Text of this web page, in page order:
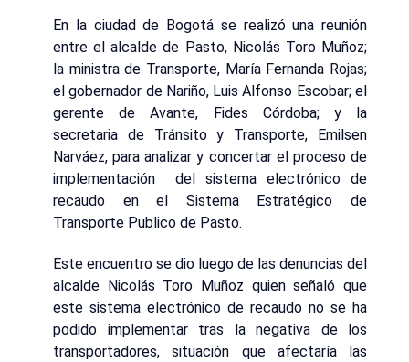
En la ciudad de Bogotá se realizó una reunión
entre el alcalde de Pasto, Nicolás Toro Muñoz;
la ministra de Transporte, María Fernanda Rojas;
el gobernador de Nariño, Luis Alfonso Escobar; el
gerente de Avante, Fides Córdoba; y la
secretaria de Tránsito y Transporte, Emilsen
Narváez, para analizar y concertar el proceso de
implementación del sistema electrónico de
recaudo en el Sistema Estratégico de
Transporte Publico de Pasto.
Este encuentro se dio luego de las denuncias del
alcalde Nicolás Toro Muñoz quien señaló que
este sistema electrónico de recaudo no se ha
podido implementar tras la negativa de los
transportadores, situación que afectaría las